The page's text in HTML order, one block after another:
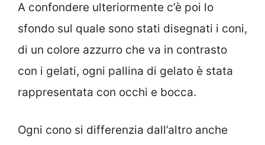
A confondere ulteriormente c’è poi lo
sfondo sul quale sono stati disegnati i coni,
di un colore azzurro che va in contrasto
con i gelati, ogni pallina di gelato è stata
rappresentata con occhi e bocca.
Ogni cono si differenzia dall’altro anche